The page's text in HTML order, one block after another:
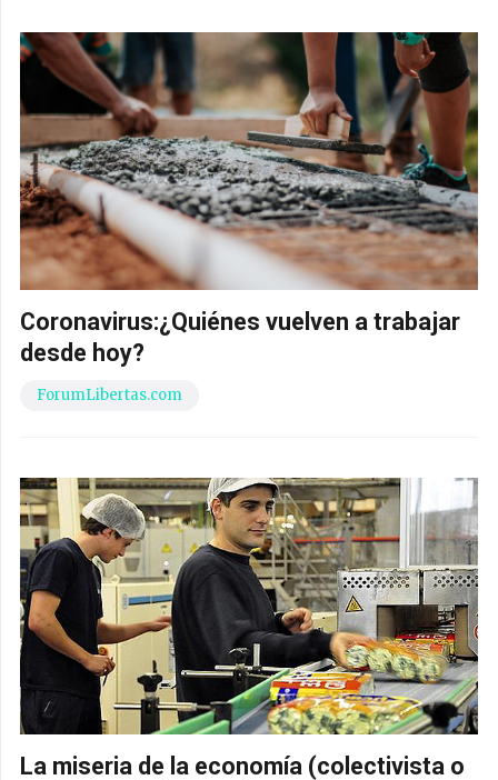
Coronavirus:¿Quiénes vuelven a trabajar
desde hoy?
ForumLibertas.com
La miseria de la economía (colectivista o